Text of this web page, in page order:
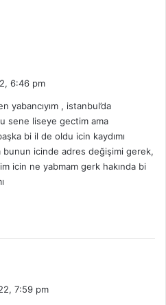
6:46 pm
yabancıyım , istanbul’da
sene liseye gectim ama
bi il de oldu icin kaydımı
bunun icinde adres değişimi gerek,
icin ne yabmam gerk hakında bi
7:59 pm